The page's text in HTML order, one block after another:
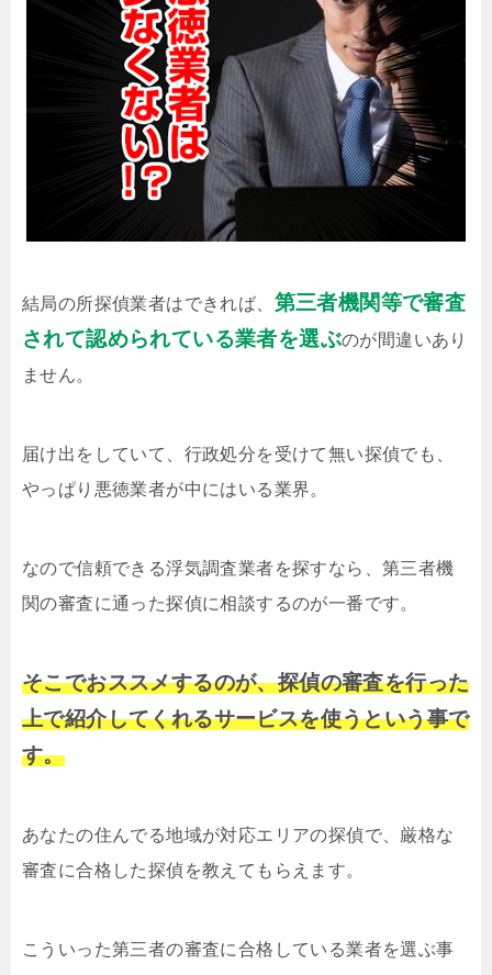
結局の所探偵業者はできれば、 第三者機関等で審査
されて認められている業者を選ぶのが間違いあり
ません。
届け出をしていて、行政処分を受けて無い探偵でも、
やっぱり悪徳業者が中にはいる業界。
なので信頼できる浮気調査業者を探すなら、第三者機
関の審査に通った探偵に相談するのが一番です。
そこでおススメするのが、探偵の審査を行った
上で紹介してくれるサービスを使うという事で
す。
あなたの住んでる地域が対応エリアの探偵で、厳格な
審査に合格した探偵を教えてもらえます。
こういった第三者の審査に合格している業者を選ぶ事